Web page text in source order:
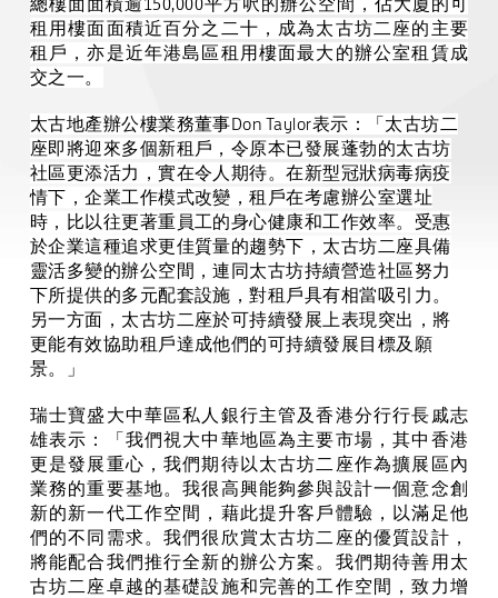
租用樓面面積近百分之二十，成為太古坊二座的主要
租戶，亦是近年港島區租用樓面最大的辦公室租賃成
交之一。
太古地產辦公樓業務董事Don Taylor表示：「太古坊二
座即將迎來多個新租戶，令原本已發展蓬勃的太古坊
社區更添活力，實在令人期待。在新型冠狀病毒病疫
情下，企業工作模式改變，租戶在考慮辦公室選址
時，比以往更著重員工的身心健康和工作效率。受惠
於企業這種追求更佳質量的趨勢下，太古坊二座具備
靈活多變的辦公空間，連同太古坊持續營造社區努力
下所提供的多元配套設施，對租戶具有相當吸引力。
另一方面，太古坊二座於可持續發展上表現突出，將
更能有效協助租戶達成他們的可持續發展目標及願
景。」
瑞士寶盛大中華區私人銀行主管及香港分行行長戚志
雄表示：「我們視大中華地區為主要市場，其中香港
更是發展重心，我們期待以太古坊二座作為擴展區內
業務的重要基地。我很高興能夠參與設計一個意念創
新的新一代工作空間，藉此提升客戶體驗，以滿足他
們的不同需求。我們很欣賞太古坊二座的優質設計，
將能配合我們推行全新的辦公方案。我們期待善用太
古坊二座卓越的基礎設施和完善的工作空間，致力增